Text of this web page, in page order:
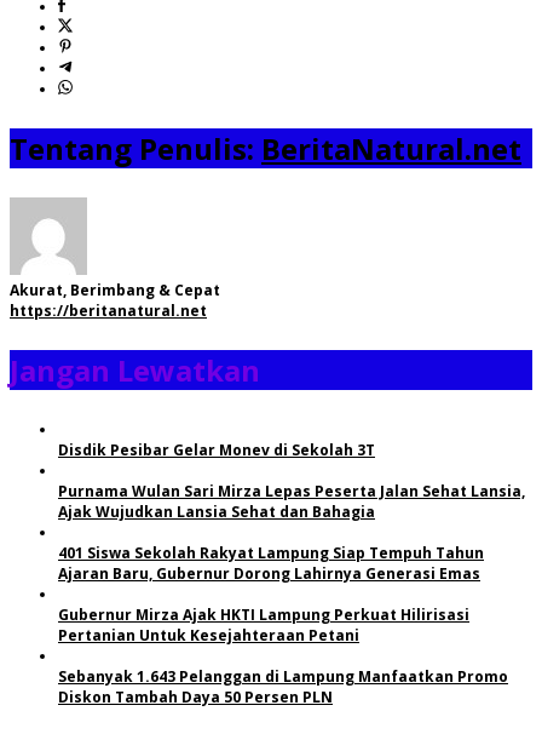
Tentang Penulis: BeritaNatural.net
Akurat, Berimbang & Cepat
https://beritanatural.net
Jangan Lewatkan
Disdik Pesibar Gelar Monev di Sekolah 3T
Purnama Wulan Sari Mirza Lepas Peserta Jalan Sehat Lansia,
Ajak Wujudkan Lansia Sehat dan Bahagia
401 Siswa Sekolah Rakyat Lampung Siap Tempuh Tahun
Ajaran Baru, Gubernur Dorong Lahirnya Generasi Emas
Gubernur Mirza Ajak HKTI Lampung Perkuat Hilirisasi
Pertanian Untuk Kesejahteraan Petani
Sebanyak 1.643 Pelanggan di Lampung Manfaatkan Promo
Diskon Tambah Daya 50 Persen PLN